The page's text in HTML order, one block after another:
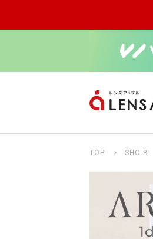
TOP SHO-BI